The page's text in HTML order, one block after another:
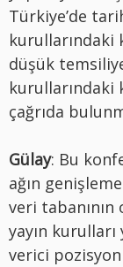
Türkiye’de
kurullarındaki
düşük
kurullarındaki
çağrıda
Gülay: Bu
ağın
veri tabanının
yayın
verici